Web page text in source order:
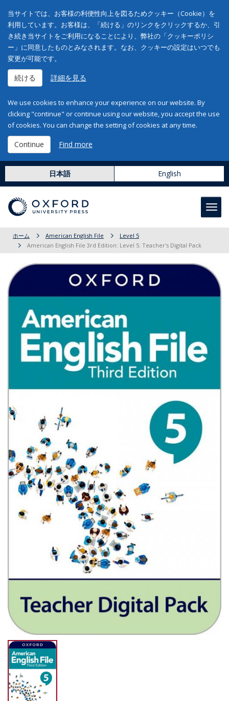
当サイトでは、お客様の利便性向上を図るためクッキー（Cookie）を
利用しています。お客様は、「続ける」のリンクをクリックするか、引
き続き当サイトをご利用になることにより、弊社の「クッキーポリシ
ー」に同意したものとみなされます。なお、クッキーの設定はいつでも
変更が可能です。
続ける 詳細を見る
We use cookies to enhance your experience on our website. By
clicking "continue" or continue using our website, you accept the use
of cookies. You can change the setting of cookies at any time.
Continue Find more
日本語 English
ホーム American English File
Level 5
American English File 3rd Edition: Level 5: Teacher's Digital Pack